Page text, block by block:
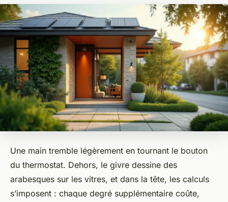
Une main tremble légèrement en tournant le bouton
du thermostat. Dehors, le givre dessine des
arabesques sur les vitres, et dans la tête, les calculs
s’imposent : chaque degré supplémentaire coûte,